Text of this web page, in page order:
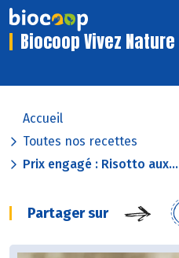
Biocoop Vivez Nature
Accueil
Toutes nos recettes
Prix engagé : Risotto aux...
Partager sur